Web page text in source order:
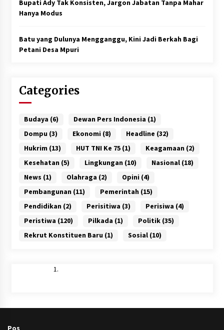
Bupati Ady Tak Konsisten, Jargon Jabatan Tanpa Mahar
Hanya Modus
Batu yang Dulunya Mengganggu, Kini Jadi Berkah Bagi
Petani Desa Mpuri
Categories
Budaya (6) Dewan Pers Indonesia (1)
Dompu (3) Ekonomi (8) Headline (32)
Hukrim (13) HUT TNI Ke 75(1) Keagamaan (2)
Kesehatan (5) Lingkungan (10) Nasional(18)
News (1) Olahraga (2) Opini (4)
Pembangunan (11) Pemerintah (15)
Pendidikan (2) Perisitiwa (3) Perisiwa (4)
Peristiwa (120) Pilkada (1) Politik(35)
Rekrut Konstituen Baru (1) Sosial(10)
Pos